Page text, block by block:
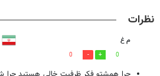
نظرات
م غ
0
0